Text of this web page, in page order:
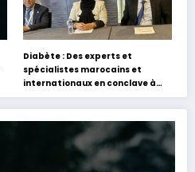
Diabète : Des experts et
spécialistes marocains et
internationaux en conclave à
Tanger